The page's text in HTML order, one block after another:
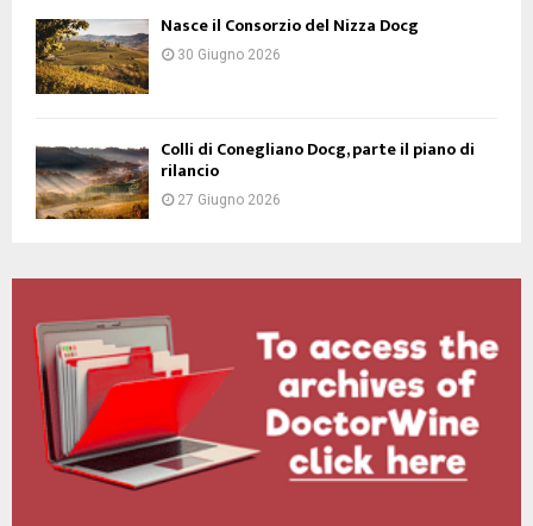
Nasce il Consorzio del Nizza Docg
30 Giugno 2026
Colli di Conegliano Docg, parte il piano di
rilancio
27 Giugno 2026